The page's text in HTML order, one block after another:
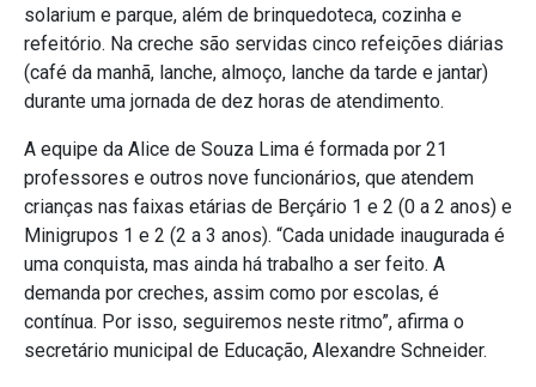
solarium e parque, além de brinquedoteca, cozinha e
refeitório. Na creche são servidas cinco refeições diárias
(café da manhã, lanche, almoço, lanche da tarde e jantar)
durante uma jornada de dez horas de atendimento.
A equipe da Alice de Souza Lima é formada por 21
professores e outros nove funcionários, que atendem
crianças nas faixas etárias de Berçário 1 e 2 (0 a 2 anos) e
Minigrupos 1 e 2 (2 a 3 anos). “Cada unidade inaugurada é
uma conquista, mas ainda há trabalho a ser feito. A
demanda por creches, assim como por escolas, é
contínua. Por isso, seguiremos neste ritmo”, afirma o
secretário municipal de Educação, Alexandre Schneider.